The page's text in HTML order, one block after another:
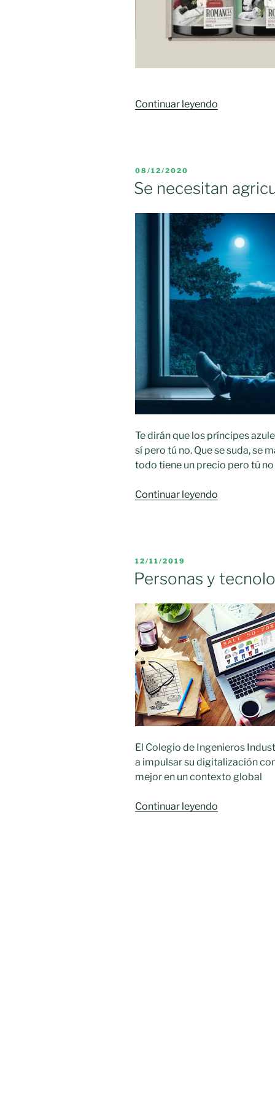
Continuar leyendo
de
peores
crisis
de
las
últimas
décadas
que
afecta
tanto
a
los
agricultores
como
al
PUBLICADO
EL
08/12/2020
Se necesitan
Te dirán que los príncipes
sí pero tú no. Que se suda, se
todo tiene un precio pero tú no
Continuar leyendo
PUBLICADO
EL
12/11/2019
Personas y
El Colegio de Ingenieros
a impulsar su digitalización
mejor en un contexto global
Continuar leyendo